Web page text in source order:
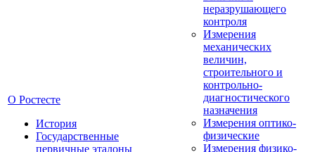
О Ростесте
История
Государственные
первичные эталоны
неразрушающего
контроля
Измерения
механических
величин,
строительного и
контрольно-
диагностического
назначения
Измерения оптико-
физические
Измерения физико-